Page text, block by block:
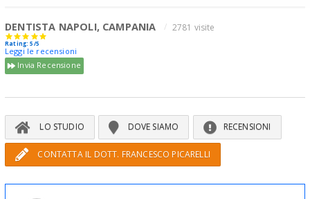
DENTISTA NAPOLI, CAMPANIA 2781 visite
Rating: 5/5
Leggi le recensioni
Invia Recensione
LO STUDIO DOVE SIAMO RECENSIONI
CONTATTA IL DOTT. FRANCESCO PICARELLI